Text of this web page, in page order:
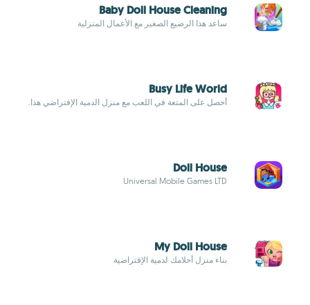
Baby Doll House Cleaning
ساعد هذا الرضيع الصغير مع الأعمال المنزلية
Busy Life World
أحصل على المتعة في اللعب مع منزل الدمية الإفتراضي هذا.
Doll House
Universal Mobile Games LTD
My Doll House
بناء منزل أحلامك لدمية الإفتراضية